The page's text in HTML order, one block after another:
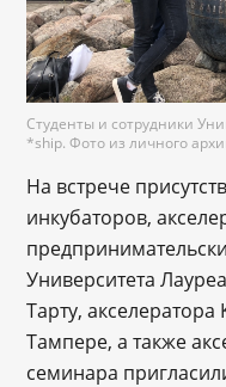
Студенты и сотрудники
*ship. Фото из личного
На встрече
инкубаторов,
Университета
Тарту,
Тампере, а также
семинара